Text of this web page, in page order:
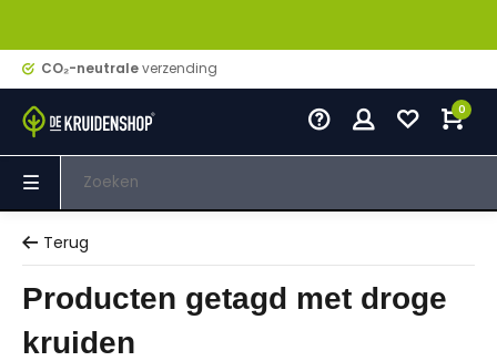
CO₂-neutraleverzending
0
Terug
Producten getagd met droge
kruiden